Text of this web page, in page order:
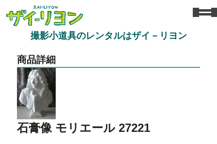
撮影小道具のレンタルはザイ－リヨン
商品詳細
石膏像 モリエール 27221